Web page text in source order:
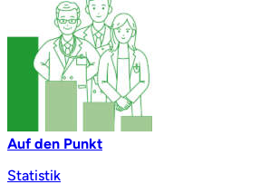
Auf den Punkt
Statistik